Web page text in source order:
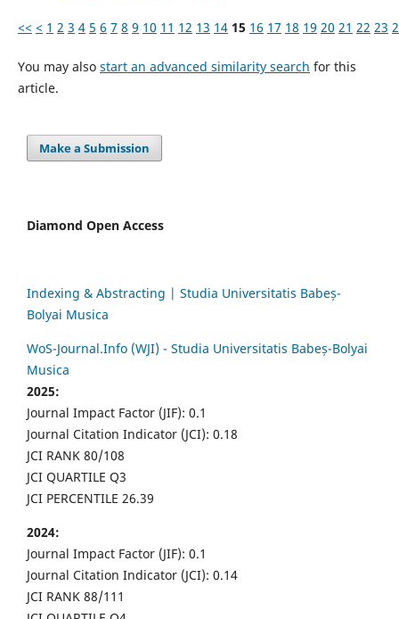
<< < 1 2 3 4 5 6 7 8 9 10 11 12 13 14 15 16 17 18 19 20 21 22 23
You may also start an advanced similarity search for this
article.
Make a Submission
Diamond Open Access
Indexing & Abstracting | Studia Universitatis Babeș-
Bolyai Musica
WoS-Journal.Info (WJI) - Studia Universitatis Babeș-Bolyai
Musica
2025:
Journal Impact Factor (JIF): 0.1
Journal Citation Indicator (JCI): 0.18
JCI RANK 80/108
JCI QUARTILE Q3
JCI PERCENTILE 26.39
2024:
Journal Impact Factor (JIF): 0.1
Journal Citation Indicator (JCI): 0.14
JCI RANK 88/111